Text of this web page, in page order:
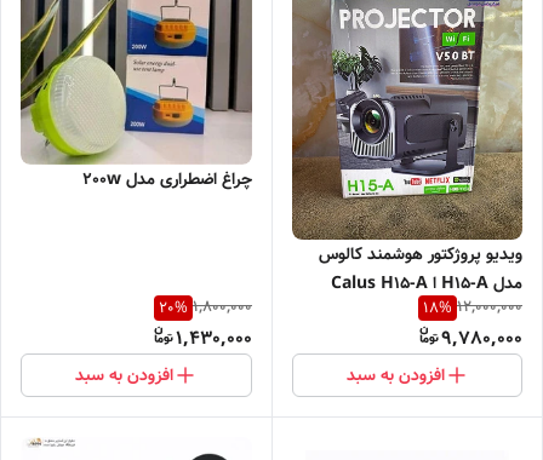
ویدیو پروژکتور هوشمند کالوس
مدل H15-A ا Calus H15-A
projector with a white
casing
12,000,000
18%
9,780,000
افزودن به سبد
چراغ اضطراری مدل 200w
1,800,000
20%
1,430,000
افزودن به سبد